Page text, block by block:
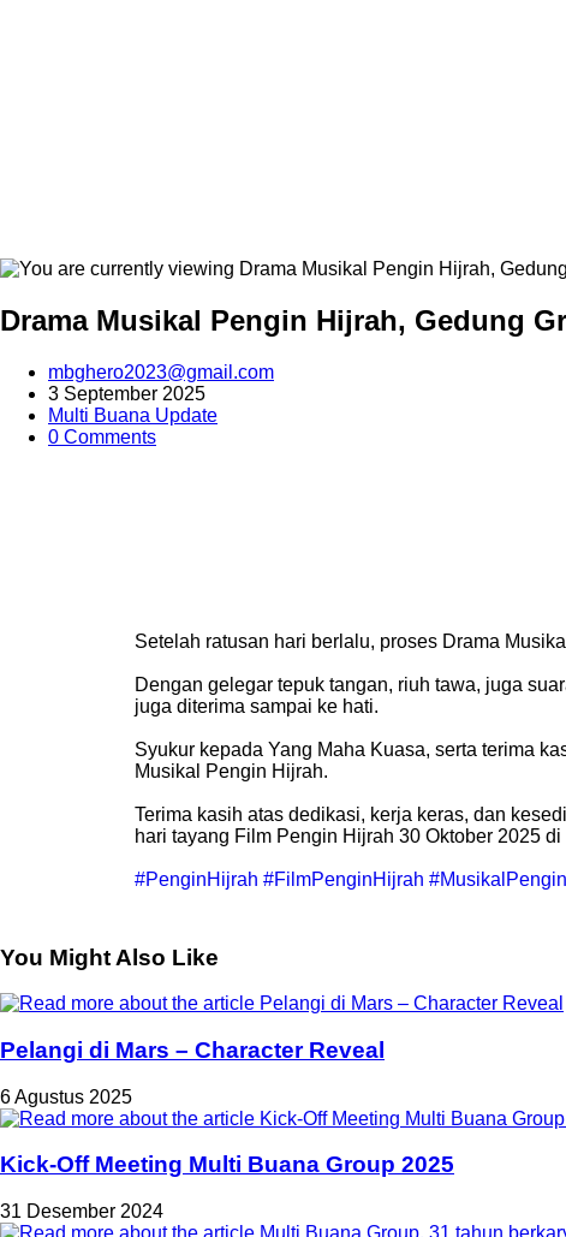
Drama Musikal Pengin Hijrah, Gedung
mbghero2023@gmail.com
3 September 2025
Multi Buana Update
0 Comments
Setelah ratusan hari berlalu, proses Drama
Dengan gelegar tepuk tangan, riuh tawa, juga
juga diterima sampai ke hati.
Syukur kepada Yang Maha Kuasa, serta terima
Musikal Pengin Hijrah.
Terima kasih atas dedikasi, kerja keras, dan
hari tayang Film Pengin Hijrah 30 Oktober 2025 di
#PenginHijrah #FilmPenginHijrah
You Might Also Like
Pelangi di Mars – Character Reveal
6 Agustus 2025
Kick-Off Meeting Multi Buana Group 2025
31 Desember 2024